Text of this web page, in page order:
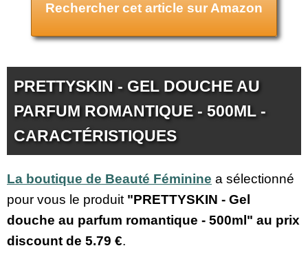
Rechercher cet article sur Amazon
PRETTYSKIN - GEL DOUCHE AU
PARFUM ROMANTIQUE - 500ML -
CARACTÉRISTIQUES
La boutique de Beauté Féminine a sélectionné
pour vous le produit "PRETTYSKIN - Gel
douche au parfum romantique - 500ml" au prix
discount de 5.79 €.